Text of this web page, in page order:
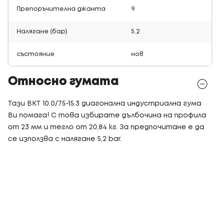
Препоръчителна джанта 9
Налягане (бар) 5.2
състояние нов
Относно гумата
Тази BKT 10.0/75-15.3 диагонална индустриална гума
Ви помага! С това избирате дълбочина на профила
от 23 мм и тегло от 20,84 кг. За предпочитане е да
се използва с налягане 5,2 bar.